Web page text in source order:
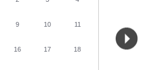
9 10 11
16 17 18 9